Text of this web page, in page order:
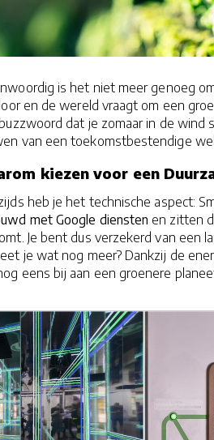
is het niet meer genoeg
en de wereld vraagt om een
dat je zomaar in de
van een toekomstbestendige
kiezen voor een
heb je het technische aspect:
met Google diensten en zitten
Je bent dus verzekerd van een
je wat nog meer? Dankzij de
eens bij aan een groenere